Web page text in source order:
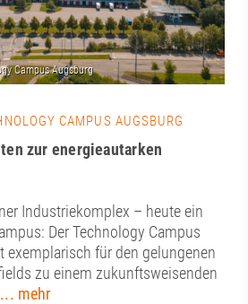
CAMPUS AUGSBURG
zur energieautarken
Industriekomplex – heute ein
Der Technology Campus
exemplarisch für den gelungenen
zu einem zukunftsweisenden
... mehr